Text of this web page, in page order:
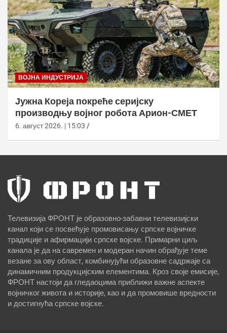
ВОЈНА ИНДУСТРИЈА
Јужна Кореја покреће серијску
производњу војног робота Арион-СМЕТ
6. август 2026. | 15:03
Телевизија ФРОНТ је образовно-забавни телевизијски
канал који се посвећује промовисању српске војничке
традиције и афирмацији српске војске. Примарни циљ
канала је да на савремен и модеран начин обрађује теме
везане за ову област, комбинујући образовне садржаје са
динамичним продукцијским елементима. Кроз своје емисије,
ФРОНТ настоји да гледаоцима приближи важне аспекте
војничког живота и историје, као и да промовише вредности
и достигнућа српске војске.